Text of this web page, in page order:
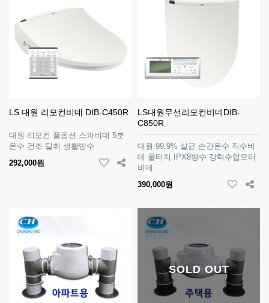
LS 대원 리모컨비데 DIB-C450R
대원 리모컨 풀옵션 스파비데 5분
온수 건조 탈취 생활방수
292,000원
LS대원무선리모컨비데DIB-
C850R
대원 99.9% 살균 순간온수 직수비
데 풀터치 IPX8방수 강력수압모터
비데
390,000원
SOLD OUT